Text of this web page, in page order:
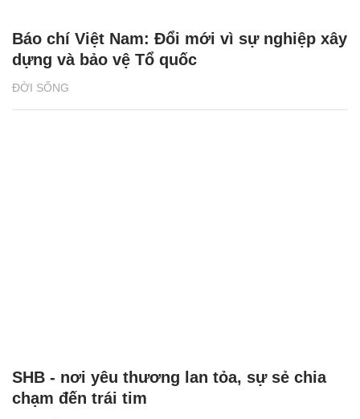
ĐỜI SỐNG
Báo chí Việt Nam: Đổi mới vì sự nghiệp xây
dựng và bảo vệ Tổ quốc
SHB - nơi yêu thương lan tỏa, sự sẻ chia
chạm đến trái tim